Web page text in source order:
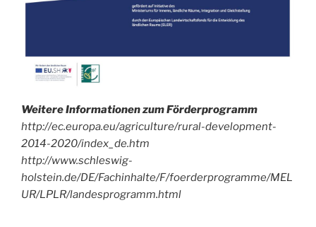
Weitere Informationen zum Förderprogramm
http://ec.europa.eu/agriculture/rural-development-
2014-2020/index_de.htm
http://www.schleswig-
holstein.de/DE/Fachinhalte/F/foerderprogramme/MEL
UR/LPLR/landesprogramm.html